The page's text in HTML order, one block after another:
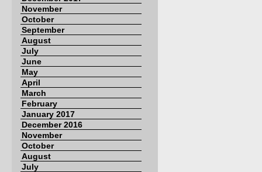
November
October
September
August
July
June
May
April
March
February
January 2017
December 2016
November
October
August
July